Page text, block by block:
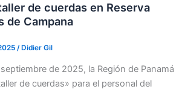
de cuerdas en Reserva
de Campana
/ Didier Gil
de 2025, la Región de Panamá
de cuerdas» para el personal del